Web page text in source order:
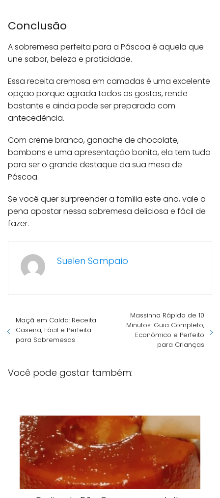
Conclusão
A sobremesa perfeita para a Páscoa é aquela que
une sabor, beleza e praticidade.
Essa receita cremosa em camadas é uma excelente
opção porque agrada todos os gostos, rende
bastante e ainda pode ser preparada com
antecedência.
Com creme branco, ganache de chocolate,
bombons e uma apresentação bonita, ela tem tudo
para ser o grande destaque da sua mesa de
Páscoa.
Se você quer surpreender a família este ano, vale a
pena apostar nessa sobremesa deliciosa e fácil de
fazer.
Suelen Sampaio
Maçã em Calda: Receita
Caseira, Fácil e Perfeita
para Sobremesas
Massinha Rápida de 10
Minutos: Guia Completo,
Econômico e Perfeito
para Crianças
Você pode gostar também: